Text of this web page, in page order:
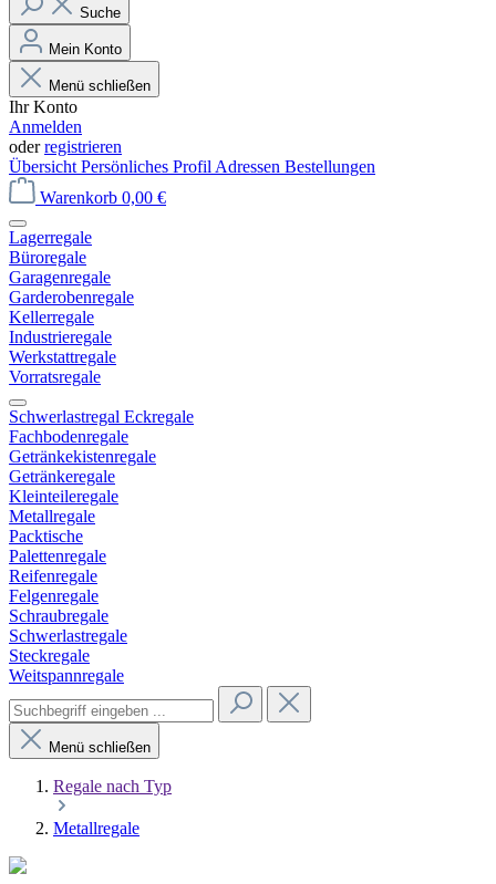
Suche
Mein Konto
Menü schließen
Ihr Konto
Anmelden
oderregistrieren
Übersicht Persönliches Profil Adressen Bestellungen
Warenkorb 0,00 €
Lagerregale
Büroregale
Garagenregale
Garderobenregale
Kellerregale
Industrieregale
Werkstattregale
Vorratsregale
Schwerlastregal Eckregale
Fachbodenregale
Getränkekistenregale
Getränkeregale
Kleinteileregale
Metallregale
Packtische
Palettenregale
Reifenregale
Felgenregale
Schraubregale
Schwerlastregale
Steckregale
Weitspannregale
Menü schließen
Regale nach Typ
Metallregale